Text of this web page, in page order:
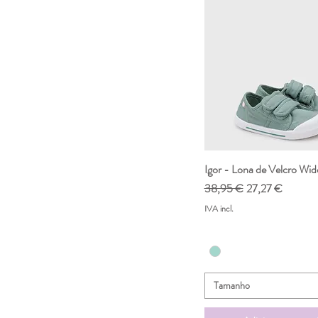
Visualização
Igor - Lona de Velcro
Preço normal
38,95 €Preço
27,27 €
IVA incl.
Tamanho